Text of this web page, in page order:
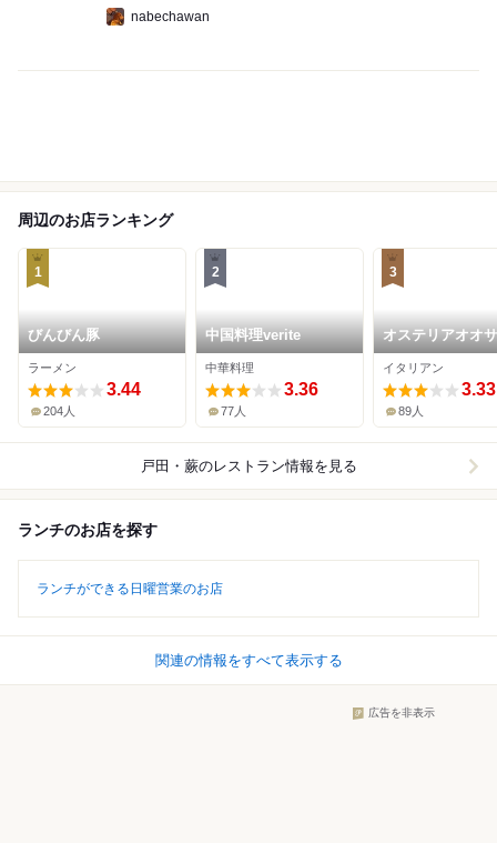
nabechawan
周辺のお店ランキング
1
びんびん豚
ラーメン
3.44
204人
2
中国料理verite
中華料理
3.36
77人
3
オステリアオオ
戸田店
イタリアン
3.33
89人
戸田・蕨のレストラン情報を見る
ランチのお店を探す
ランチができる日曜営業のお店
関連の情報をすべて表示する
広告を非表示